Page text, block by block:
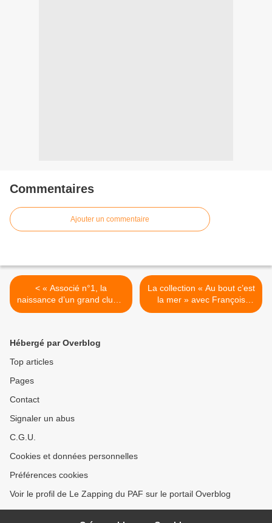
Commentaires
Ajouter un commentaire
< « Associé n°1, la
naissance d’un grand club à
Paris», nouveau podcast
La collection « Au bout c’est
la mer » avec François
Pécheux de retour dès le
Hébergé par Overblog
Top articles
Pages
Contact
Signaler un abus
C.G.U.
Cookies et données personnelles
Préférences cookies
Voir le profil de Le Zapping du PAF sur le portail Overblog